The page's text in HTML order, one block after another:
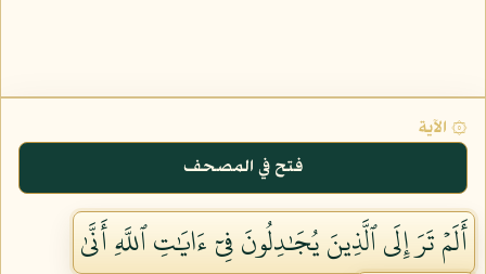
۞ الآية
فتح في المصحف
أَلَمۡ تَرَ إِلَى ٱلَّذِينَ يُجَٰدِلُونَ فِيٓ ءَايَٰتِ ٱللَّهِ أَنَّىٰ